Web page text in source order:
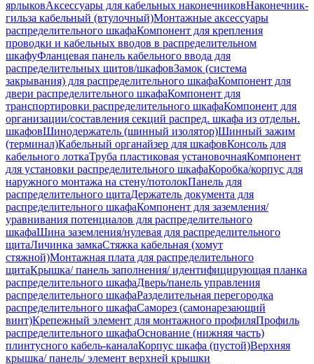
ярлыковАксессуары для кабельных наконечниковНаконечник-
гильза кабельный (втулочный)Монтажные аксессуары
распределительного шкафаКомпонент для крепления
проводки и кабельных вводов в распределительном
шкафуФланцевая панель кабельного ввода для
распределительных щитов/шкафовЗамок (система
закрывания) для распределительного шкафаКомпонент для
двери распределительного шкафаКомпонент для
транспортировки распределительного шкафаКомпонент для
организации/составления секций распред. шкафа из отдельн.
шкафовШинодержатель (шинный изолятор)Шинный зажим
(терминал)Кабельный органайзер для шкафовКонсоль для
кабельного лоткаТруба пластиковая установочнаяКомпонент
для установки распределительного шкафаКоробка/корпус для
наружного монтажа на стену/потолокПанель для
распределительного щитаДержатель документа для
распределительного шкафаКомпонент для заземления/
уравнивания потенциалов для распределительного
шкафаШина заземления/нулевая для распределительного
щитаЛичинка замкаСтяжка кабельная (хомут
стяжной)Монтажная плата для распределительного
щитаКрышка/ панель заполнения/ идентифицирующая планка
распределительного шкафаДверь/панель управления
распределительного шкафаРазделительная перегородка
распределительного шкафаСаморез (самонарезающий
винт)Крепежный элемент для монтажного профиляПрофиль
распределительного шкафаОснование (нижняя часть)
плинтусного кабель-каналаКорпус шкафа (пустой)Верхняя
крышка/ панель/ элемент верхней крышки